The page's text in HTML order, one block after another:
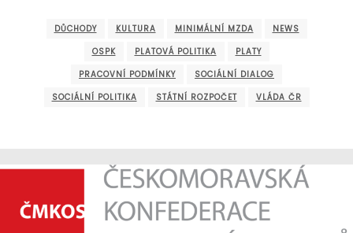
DŮCHODY KULTURA MINIMÁLNÍ MZDA
NEWS
OSPK
PLATOVÁ POLITIKA
PLATY
PRACOVNÍ PODMÍNKY
SOCIÁLNÍ DIALOG
SOCIÁLNÍ POLITIKA
STÁTNÍ ROZPOČET VLÁDA ČR